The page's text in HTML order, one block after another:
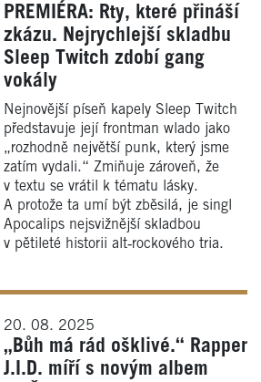
PREMIÉRA: Rty, které přináší
zkázu. Nejrychlejší skladbu
Sleep Twitch zdobí gang
vokály
Nejnovější píseň kapely Sleep Twitch
představuje její frontman wlado jako
„rozhodně největší punk, který jsme
zatím vydali.“ Zmiňuje zároveň, že
v textu se vrátil k tématu lásky.
A protože ta umí být zběsilá, je singl
Apocalips nejsvižnější skladbou
v pětileté historii alt‑rockového tria.
20. 08. 2025
„Bůh má rád ošklivé.“ Rapper
J.I.D. míří s novým albem